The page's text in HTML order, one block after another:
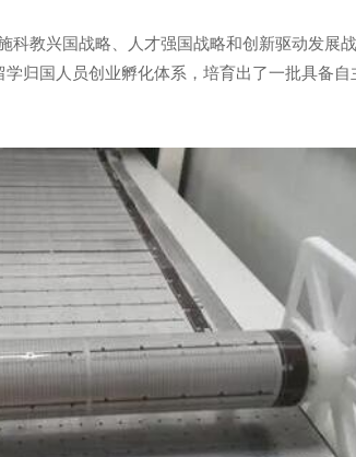
科教兴国战略、人才强国战略和创新驱动发展
归国人员创业孵化体系，培育出了一批具备